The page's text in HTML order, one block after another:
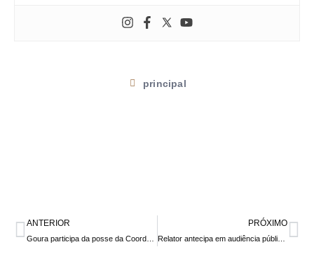
principal
ANTERIOR PRÓXIMO
Relator antecipa em audiência pública voto favorável à aprovação do PL 962/2019 da cannabis medicinal no Paraná